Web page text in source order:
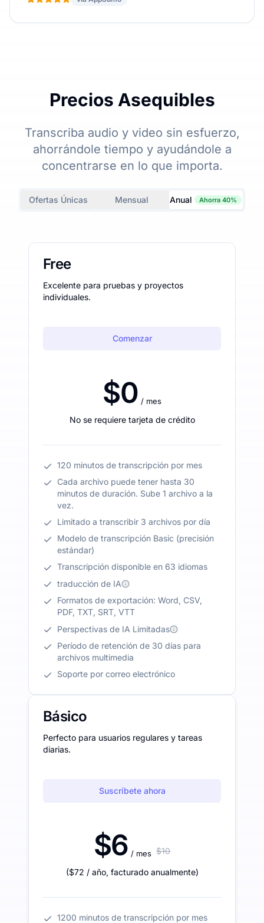
Precios Asequibles
Transcriba audio y video sin esfuerzo,
ahorrándole tiempo y ayudándole a
concentrarse en lo que importa.
Ofertas Únicas Mensual Anual Ahorra 40%
Free
Excelente para pruebas y proyectos
individuales.
Comenzar
$0 / mes
No se requiere tarjeta de crédito
120 minutos de transcripción por mes
Cada archivo puede tener hasta 30
minutos de duración. Sube 1 archivo a la
vez.
Limitado a transcribir 3 archivos por día
Modelo de transcripción Basic (precisión
estándar)
Transcripción disponible en 63 idiomas
traducción de IA
Formatos de exportación: Word, CSV,
PDF, TXT, SRT, VTT
Perspectivas de IA Limitadas
Período de retención de 30 días para
archivos multimedia
Soporte por correo electrónico
Básico
Perfecto para usuarios regulares y tareas
diarias.
Suscríbete ahora
$6 / mes $10
($72 / año, facturado anualmente)
1200 minutos de transcripción por mes